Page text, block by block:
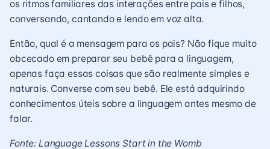
os ritmos familiares das interações entre pais e filhos,
conversando, cantando e lendo em voz alta.
Então, qual é a mensagem para os pais? Não fique muito
obcecado em preparar seu bebê para a linguagem,
apenas faça essas coisas que são realmente simples e
naturais. Converse com seu bebê. Ele está adquirindo
conhecimentos úteis sobre a linguagem antes mesmo de
falar.
Fonte: Language Lessons Start in the Womb